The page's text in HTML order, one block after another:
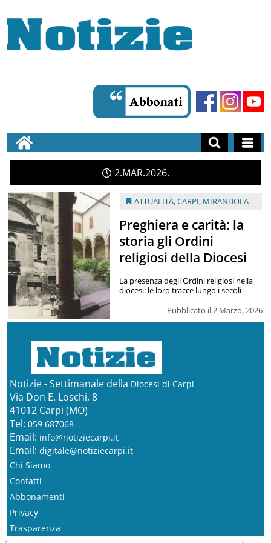
2 MAR 2026
ATTUALITÀ,CARPI, MIRANDOLA
Preghiera e carità: la
storia gli Ordini
religiosi della Diocesi
Pubblicato il 2 Marzo, 2026
La presenza degli Ordini religiosi nella
diocesi: le loro tracce lungo i secoli
Notizie - Settimanale della Diocesi di Carpi
Via Don E. Loschi, 8
41012 Carpi (MO)
Tel: 059 687068
Email: info@notiziecarpi.it
Email: digitale@notiziecarpi.it
Chi Siamo
Contatti
Abbonamenti
Privacy
Trasparenza